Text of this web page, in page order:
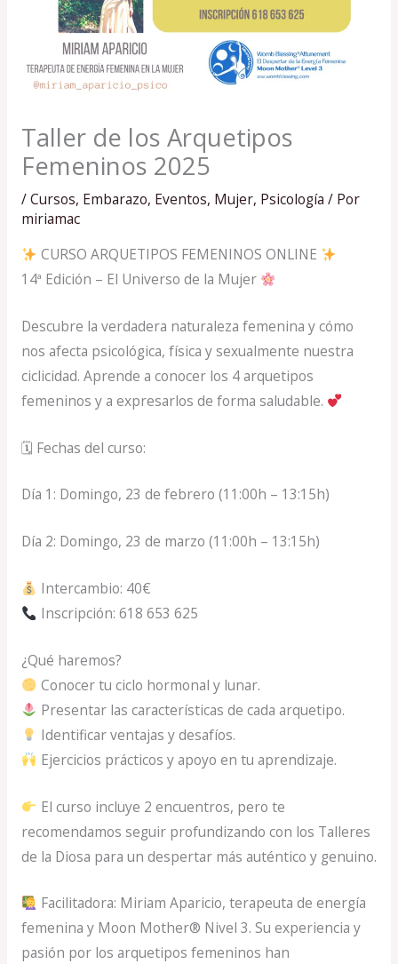
Taller de los Arquetipos
Femeninos 2025
/Cursos, Embarazo, Eventos, Mujer, Psicología / Por
miriamac
CURSO ARQUETIPOS FEMENINOS ONLINE
14ª Edición – El Universo de la Mujer
Descubre la verdadera naturaleza femenina y cómo
nos afecta psicológica, física y sexualmente nuestra
ciclicidad. Aprende a conocer los 4 arquetipos
femeninos y a expresarlos de forma saludable.
🗓 Fechas del curso:
Día 1: Domingo, 23 de febrero (11:00h – 13:15h)
Día 2: Domingo, 23 de marzo (11:00h – 13:15h)
Intercambio: 40€
Inscripción: 618 653 625
¿Qué haremos?
Conocer tu ciclo hormonal y lunar.
Presentar las características de cada arquetipo.
Identificar ventajas y desafíos.
Ejercicios prácticos y apoyo en tu aprendizaje.
El curso incluye 2 encuentros, pero te
recomendamos seguir profundizando con los Talleres
de la Diosa para un despertar más auténtico y genuino.
Facilitadora: Miriam Aparicio, terapeuta de energía
femenina y Moon Mother® Nivel 3. Su experiencia y
pasión por los arquetipos femeninos han